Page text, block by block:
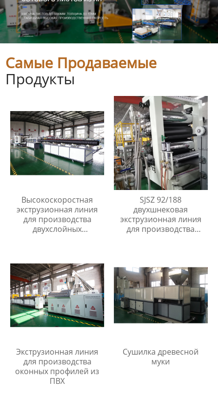
Самые Продаваемые
Продукты
Высокоскоростная
экструзионная линия
для производства
двухслойных
SJSZ 92/188
двухшнековая
экструзионная линия
для производства
Экструзионная линия
для производства
оконных профилей из
ПВХ
Сушилка древесной
муки